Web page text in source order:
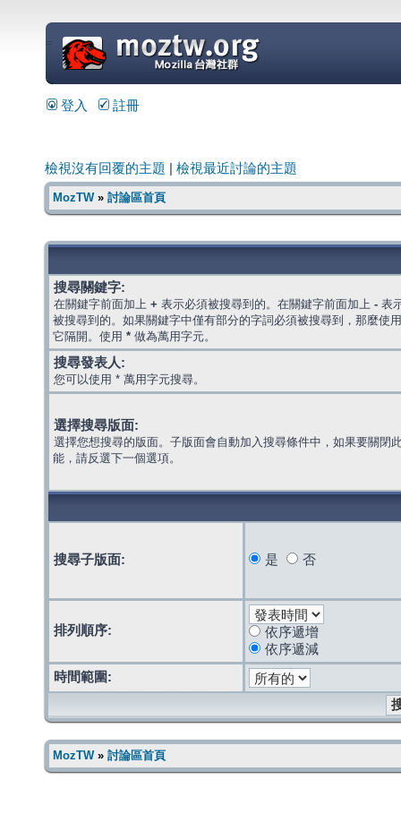
=
登入 註冊
檢視沒有回覆的主題 檢視最近討論的主題
MozTW» 討論區首頁
搜尋關鍵字:
在關鍵字前面加上 + 表示必須被搜尋到的。在關鍵字前面加上 - 表
被搜尋到的。如果關鍵字中僅有部分的字詞必須被搜尋到，那麼使
它隔開。使用 * 做為萬用字元。
搜尋發表人:
您可以使用 * 萬用字元搜尋。
選擇搜尋版面:
選擇您想搜尋的版面。子版面會自動加入搜尋條件中，如果要關閉
能，請反選下一個選項。
搜尋子版面: 是 否
排列順序:
依序遞增
依序遞減
時間範圍:
MozTW» 討論區首頁